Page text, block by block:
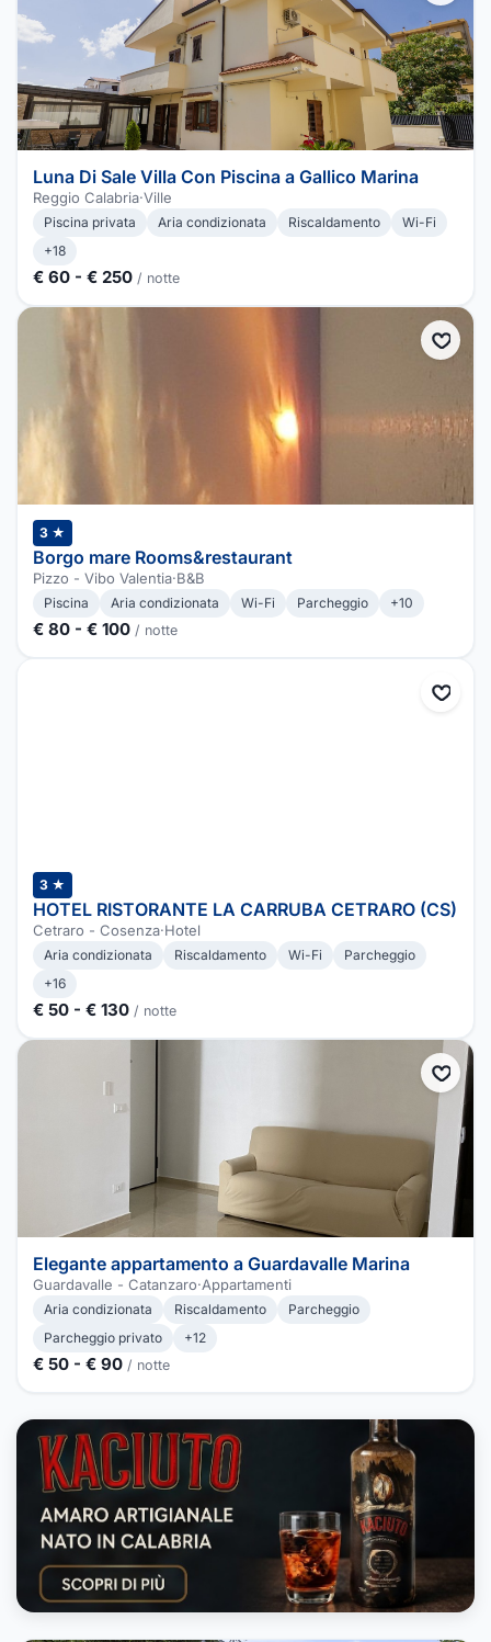
Luna Di Sale Villa Con Piscina a Gallico Marina
Reggio Calabria·Ville
Piscina privata Aria condizionata Riscaldamento
Wi-Fi
+18
€ 60 - € 250 / notte
3 ★
Borgo mare Rooms&restaurant
Pizzo - Vibo Valentia·B&B
Piscina Aria condizionata Wi-Fi Parcheggio +10
€ 80 - € 100 / notte
3 ★
HOTEL RISTORANTE LA CARRUBA CETRARO (CS)
Cetraro - Cosenza·Hotel
Aria condizionata Riscaldamento Wi-Fi
Parcheggio
+16
€ 50 - € 130 / notte
Elegante appartamento a Guardavalle Marina
Guardavalle - Catanzaro·Appartamenti
Aria condizionata Riscaldamento
Parcheggio
Parcheggio privato
+12
€ 50 - € 90 / notte